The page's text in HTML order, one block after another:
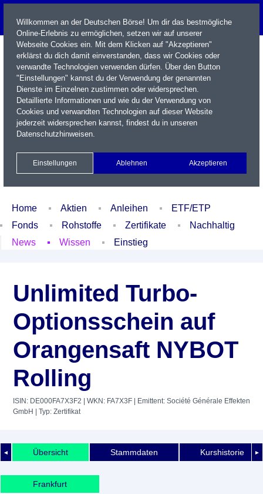
Name / WKN / ISIN / Kürzel
Xetra Realtime
Watchlist Portfolio Login
Home Aktien Anleihen
ETF/ETP
Fonds
Rohstoffe Zertifikate
Nachhaltig
News
Wissen Einstieg
Unlimited Turbo-
Optionsschein auf
Orangensaft NYBOT
Rolling
ISIN: DE000FA7X3F2 | WKN: FA7X3F | Emittent: Société Générale Effekten
GmbH
| Typ: Zertifikat
◄ ►
Übersicht Stammdaten Kurshistorie
Frankfurt
Willkommen an der Deutschen Börse! Um dir das bestmögliche
Online-Erlebnis zu ermöglichen, setzen wir auf unserer
Webseite Cookies ein. Mit dem Klicken auf "Akzeptieren"
erklärst du dich damit einverstanden, dass wir Cookies oder
verwandte Technologien verwenden dürfen. Über den Button
"Einstellungen" kannst du der Verwendung der genannten
Dienste im Einzelnen zustimmen oder widersprechen.
Detaillierte Informationen und wie du der Verwendung von
Cookies und verwandten Technologien auf dieser Website
jederzeit widersprechen kannst, findest du in unseren
Datenschutzhinweisen.
Einstellungen Ablehnen Akzeptieren